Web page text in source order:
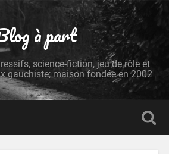
à part
science-fiction, jeu de rôle et
gauchiste; maison fondée en 2002